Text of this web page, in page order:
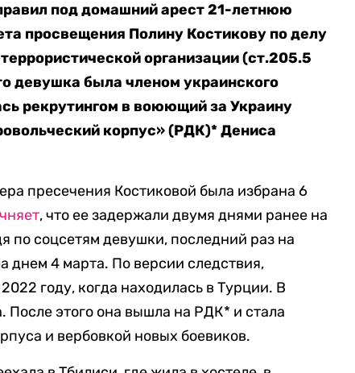
под домашний арест 21-летнюю
просвещения Полину Костикову по делу
организации (ст.205.5
девушка была членом украинского
рекрутингом в воюющий за Украину
корпус» (РДК)* Дениса
пресечения Костиковой была избрана 6
, что ее задержали двумя днями ранее на
по соцсетям девушки, последний раз на
днем 4 марта. По версии следствия,
году, когда находилась в Турции. В
После этого она вышла на РДК* и стала
и вербовкой новых боевиков.